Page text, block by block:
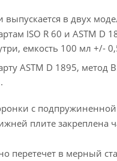
в двух
ISO R 60 и ASTM D
емкость 100 мл +/-
ASTM D 1895, метод
с
плите закреплена
перетечет в мерный